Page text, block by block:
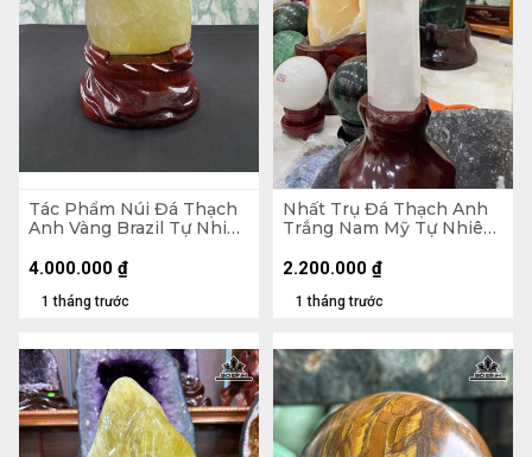
Tác Phẩm Núi Đá Thạch
Anh Vàng Brazil Tự Nhiên
Riêng Đế 5,55kg -
28,6x19,5x15 (cm)
1 tháng trước
4.000.000 ₫
Nhất Trụ Đá Thạch Anh
Trắng Nam Mỹ Tự Nhiên
(cm) - Lên Đế 41,5 x 15,8 x
1 tháng trước
2.200.000 ₫